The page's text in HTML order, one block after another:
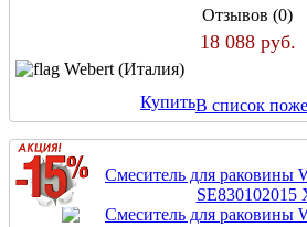
Отзывов (0)
18 088 руб.
Webert (Италия)
КупитьВ список